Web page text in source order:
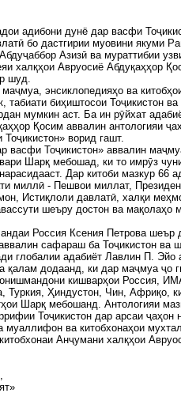
адибони дунё дар васфи
бо дастгирии муовини якуми
Азизӣ ва мураттибии
халқҳои Авруосиё Абдуқаҳҳор
шуд.
энсиклопедияҳо ва
табиати биҳиштосои Тоҷикистон
мумкин аст. Ба ин рӯйхат
Қосим аввалин антологияи
ворид гашт.
васфи Тоҷикистон» аввалин
Шарқ мебошад, ки то имрӯз
Дар китоби мазкур 66
миллӣ - Пешвои миллат,
Истиқлоли давлатӣ, халқи
шеъру достон ва мақолаҳо
Россия Ксения Петрова шеър
сафараш ба Тоҷикистон ва
глобалии адабиёт Лавлин П.
қалам додаанд, ки дар маҷмуа ҷо
кишварҳои Россия,
Туркия, Ҳиндустон, Чин, Африқо,
Шарқ мебошанд. Антологияи
Тоҷикистон дар арсаи ҷаҳон
муаллифон ва китобхонаҳои
Анҷумани халқҳои